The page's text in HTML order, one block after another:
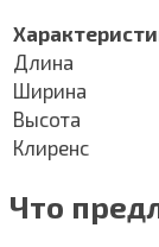
Длина
Ширина
Высота
Клиренс
Что